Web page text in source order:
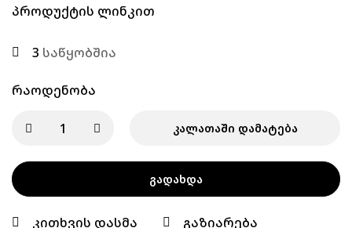
პროდუქტის ლინკით
3 საწყობშია
Რაოდენობა
ᲙᲐᲚᲐᲗᲐᲨᲘ ᲓᲐᲛᲐᲢᲔᲑᲐ
ᲒᲐᲓᲐᲮᲓᲐ
კითხვის დასმა გაზიარება